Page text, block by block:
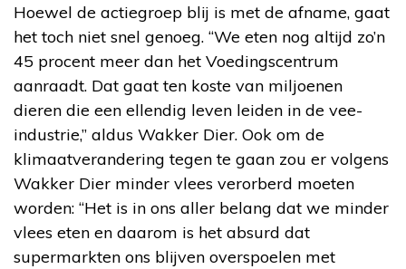
Hoewel de actiegroep blij is met de afname, gaat
het toch niet snel genoeg. “We eten nog altijd zo’n
45 procent meer dan het Voedingscentrum
aanraadt. Dat gaat ten koste van miljoenen
dieren die een ellendig leven leiden in de vee-
industrie,” aldus Wakker Dier. Ook om de
klimaatverandering tegen te gaan zou er volgens
Wakker Dier minder vlees verorberd moeten
worden: “Het is in ons aller belang dat we minder
vlees eten en daarom is het absurd dat
supermarkten ons blijven overspoelen met